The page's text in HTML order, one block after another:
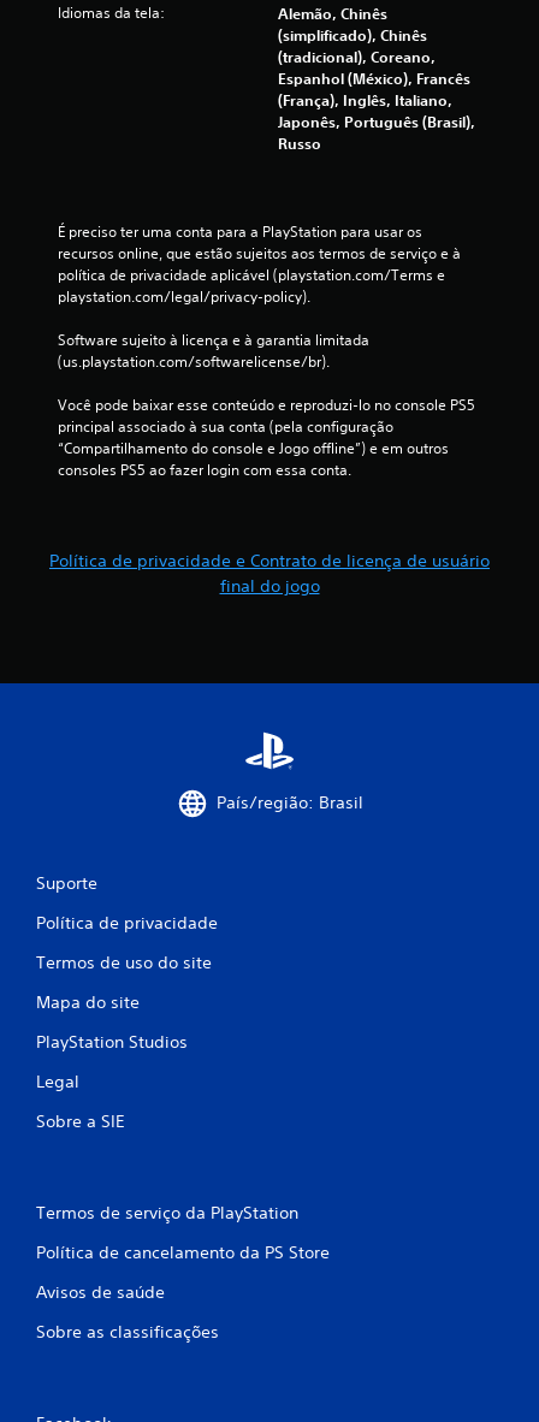
m
õ
e
s
r
e
s
i
o
n
o
s
o
o
e
a
l
s
e
u
Idiomas da tela:
Alemão, Chinês
(simplificado), Chinês
(tradicional), Coreano,
Espanhol (México), Francês
(França), Inglês, Italiano,
Japonês, Português (Brasil),
Russo
É preciso ter uma conta para a PlayStation para usar os
recursos online, que estão sujeitos aos termos de serviço e à
política de privacidade aplicável (playstation.com/Terms e
playstation.com/legal/privacy-policy).
Software sujeito à licença e à garantia limitada
(us.playstation.com/softwarelicense/br).
Você pode baixar esse conteúdo e reproduzi-lo no console PS5
principal associado à sua conta (pela configuração
“Compartilhamento do console e Jogo offline”) e em outros
consoles PS5 ao fazer login com essa conta.
Política de privacidade e Contrato de licença de usuário
final do jogo
País/região: Brasil
Suporte
Política de privacidade
Termos de uso do site
Mapa do site
PlayStation Studios
Legal
Sobre a SIE
Termos de serviço da PlayStation
Política de cancelamento da PS Store
Avisos de saúde
Sobre as classificações